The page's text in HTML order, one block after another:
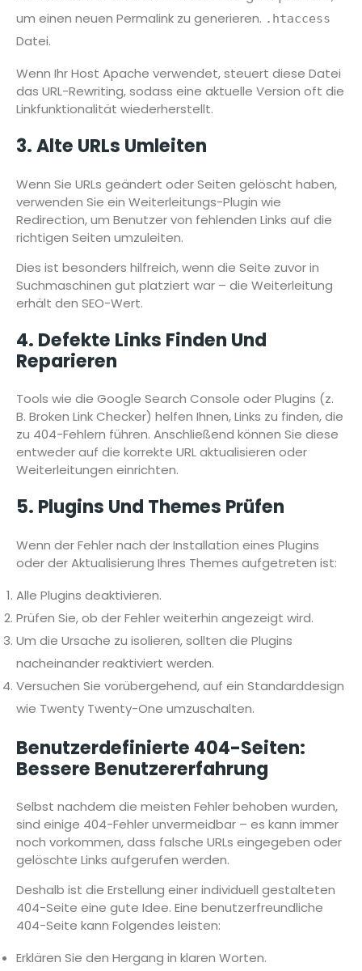
um einen neuen Permalink zu generieren. .htaccess
Datei.
Wenn Ihr Host Apache verwendet, steuert diese Datei
das URL-Rewriting, sodass eine aktuelle Version oft die
Linkfunktionalität wiederherstellt.
3. Alte URLs Umleiten
Wenn Sie URLs geändert oder Seiten gelöscht haben,
verwenden Sie ein Weiterleitungs-Plugin wie
Redirection, um Benutzer von fehlenden Links auf die
richtigen Seiten umzuleiten.
Dies ist besonders hilfreich, wenn die Seite zuvor in
Suchmaschinen gut platziert war – die Weiterleitung
erhält den SEO-Wert.
4. Defekte Links Finden Und
Reparieren
Tools wie die Google Search Console oder Plugins (z.
B. Broken Link Checker) helfen Ihnen, Links zu finden, die
zu 404-Fehlern führen. Anschließend können Sie diese
entweder auf die korrekte URL aktualisieren oder
Weiterleitungen einrichten.
5. Plugins Und Themes Prüfen
Wenn der Fehler nach der Installation eines Plugins
oder der Aktualisierung Ihres Themes aufgetreten ist:
Alle Plugins deaktivieren.
Prüfen Sie, ob der Fehler weiterhin angezeigt wird.
Um die Ursache zu isolieren, sollten die Plugins
nacheinander reaktiviert werden.
Versuchen Sie vorübergehend, auf ein Standarddesign
wie Twenty Twenty-One umzuschalten.
Benutzerdefinierte 404-Seiten:
Bessere Benutzererfahrung
Selbst nachdem die meisten Fehler behoben wurden,
sind einige 404-Fehler unvermeidbar – es kann immer
noch vorkommen, dass falsche URLs eingegeben oder
gelöschte Links aufgerufen werden.
Deshalb ist die Erstellung einer individuell gestalteten
404-Seite eine gute Idee. Eine benutzerfreundliche
404-Seite kann Folgendes leisten:
Erklären Sie den Hergang in klaren Worten.